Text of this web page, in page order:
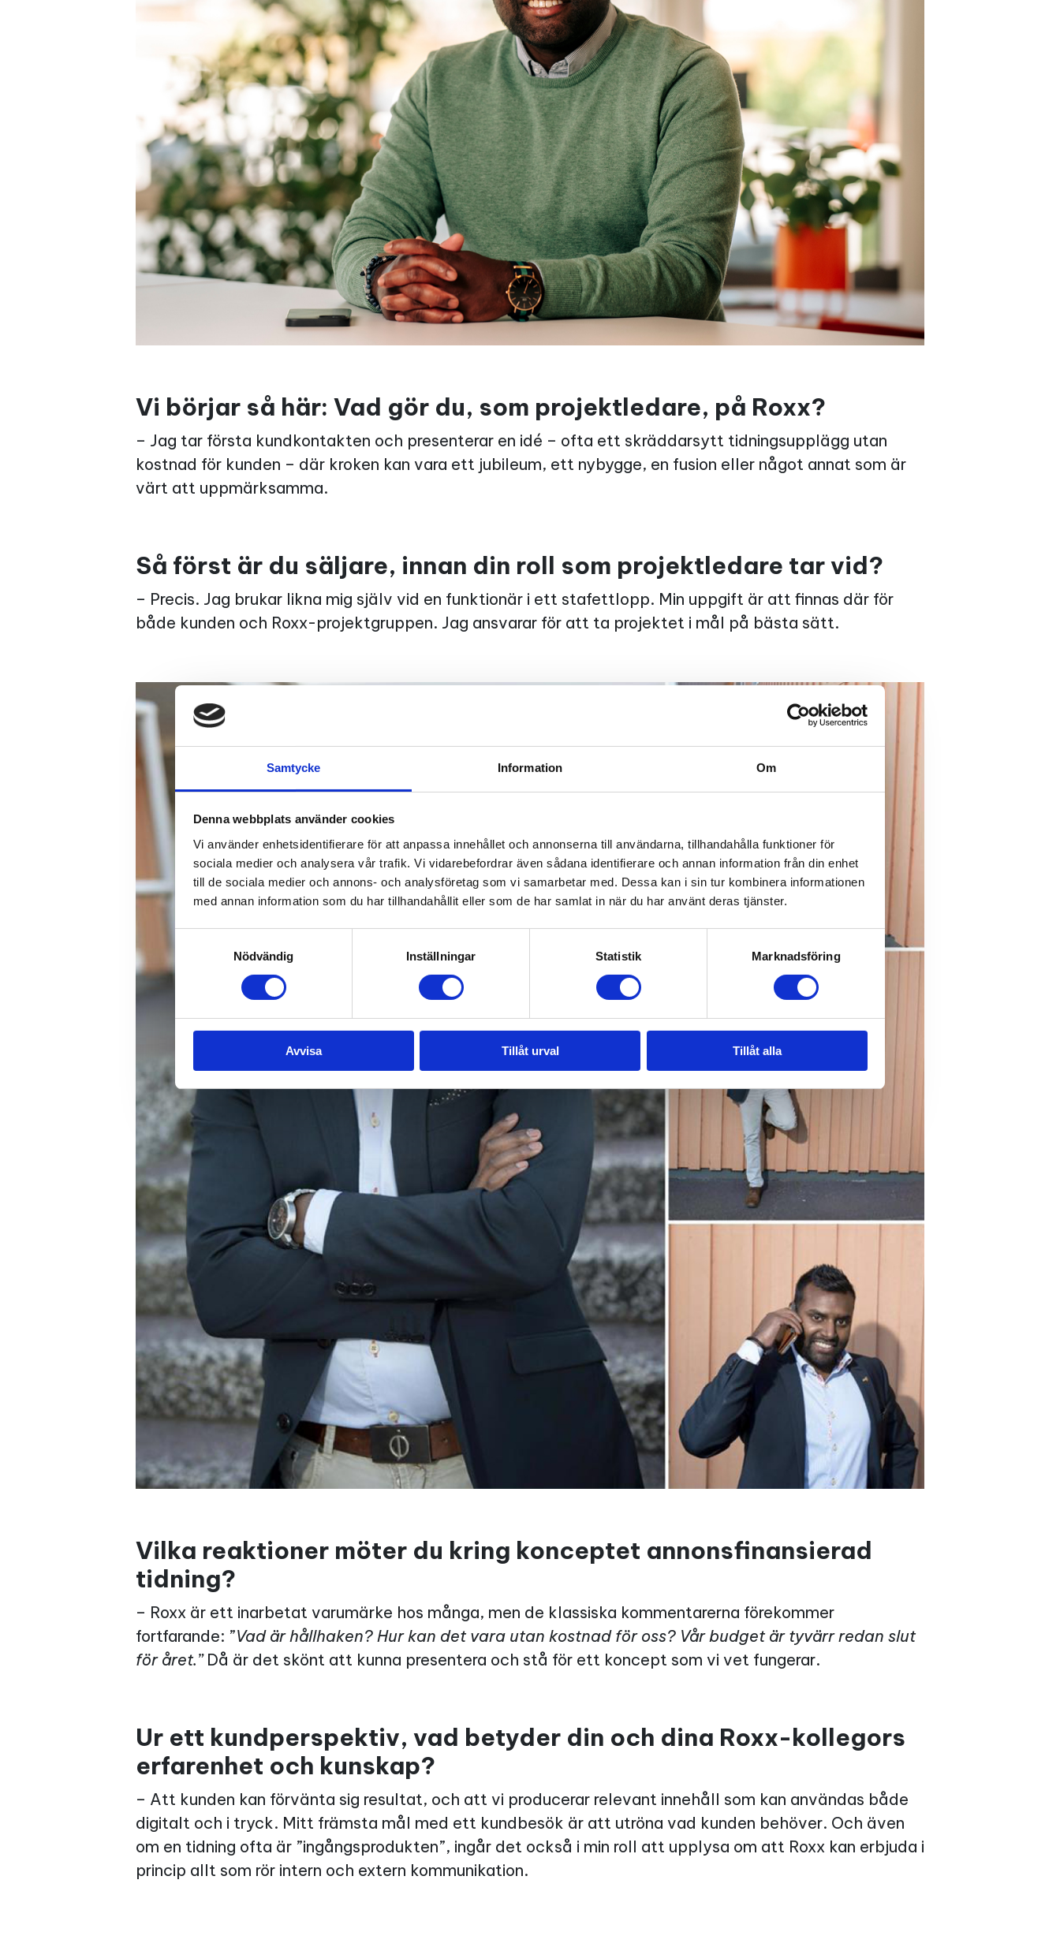
Samtycke Information Om
Denna webbplats använder cookies
Vi använder enhetsidentifierare för att anpassa innehållet och annonserna till användarna, tillhandahålla funktioner för
sociala medier och analysera vår trafik. Vi vidarebefordrar även sådana identifierare och annan information från din enhet
till de sociala medier och annons- och analysföretag som vi samarbetar med. Dessa kan i sin tur kombinera informationen
med annan information som du har tillhandahållit eller som de har samlat in när du har använt deras tjänster.
Nödvändig
Inställningar Statistik Marknadsföring
Avvisa Tillåt urval Tillåt alla
Vi börjar så här: Vad gör du, som projektledare, på Roxx?
– Jag tar första kundkontakten och presenterar en idé – ofta ett skräddarsytt tidningsupplägg utan
kostnad för kunden – där kroken kan vara ett jubileum, ett nybygge, en fusion eller något annat som är
värt att uppmärksamma.
Så först är du säljare, innan din roll som projektledare tar vid?
– Precis. Jag brukar likna mig själv vid en funktionär i ett stafettlopp. Min uppgift är att finnas där för
både kunden och Roxx-projektgruppen. Jag ansvarar för att ta projektet i mål på bästa sätt.
Vilka reaktioner möter du kring konceptet annonsfinansierad
tidning?
– Roxx är ett inarbetat varumärke hos många, men de klassiska kommentarerna förekommer
fortfarande: ”Vad är hållhaken? Hur kan det vara utan kostnad för oss? Vår budget är tyvärr redan slut
för året.” Då är det skönt att kunna presentera och stå för ett koncept som vi vet fungerar.
Ur ett kundperspektiv, vad betyder din och dina Roxx-kollegors
erfarenhet och kunskap?
– Att kunden kan förvänta sig resultat, och att vi producerar relevant innehåll som kan användas både
digitalt och i tryck. Mitt främsta mål med ett kundbesök är att utröna vad kunden behöver. Och även
om en tidning ofta är ”ingångsprodukten”, ingår det också i min roll att upplysa om att Roxx kan erbjuda i
princip allt som rör intern och extern kommunikation.